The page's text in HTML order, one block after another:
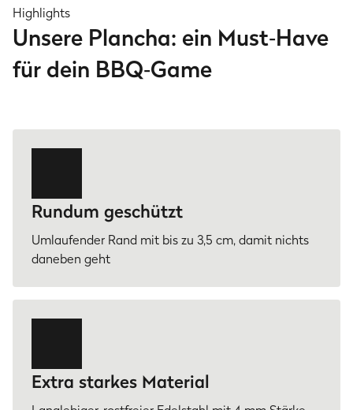
Highlights
Unsere Plancha: ein Must‑Have
für dein BBQ‑Game
Rundum geschützt
Umlaufender Rand mit bis zu 3,5 cm, damit nichts
daneben geht
Extra starkes Material